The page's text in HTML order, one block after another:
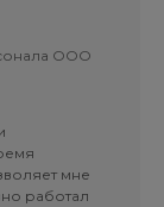
ООО
мне
работал